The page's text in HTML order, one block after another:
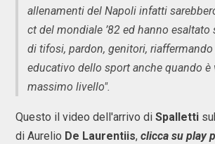
allenamenti del Napoli infatti
ct del mondiale ’82 ed hanno
di tifosi, pardon, genitori,
educativo dello sport anche quando è
massimo livello".
Questo il video dell'arrivo di Spalletti
di Aurelio De Laurentiis, clicca su play